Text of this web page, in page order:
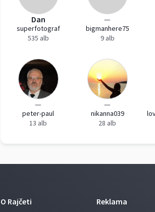
Dan
superfotograf
535 alb
—
bigmanhere75
9 alb
—
peter-paul
13 alb
—
nikanna039
28 alb
O Rajčeti Reklama